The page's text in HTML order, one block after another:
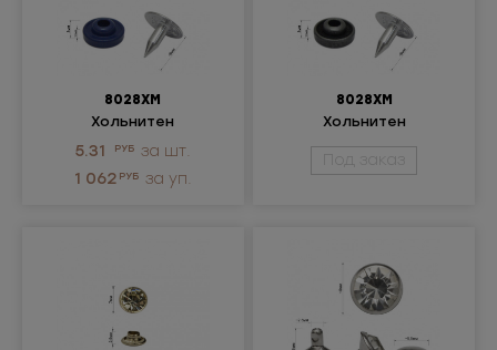
8028ХМ
Хольнитен
металлический
5.31 РУБ за шт.
1 062 РУБ за уп.
8028ХМ
Хольнитен
металлический
Под заказ